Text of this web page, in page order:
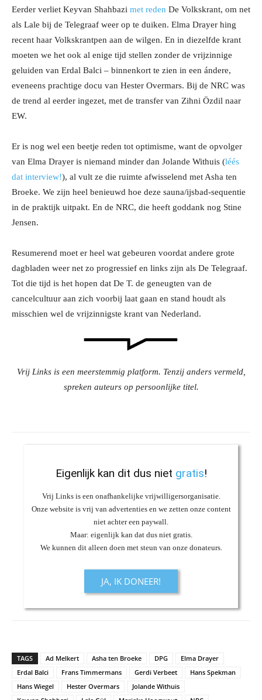
Eerder verliet Keyvan Shahbazi met reden De Volkskrant, om net
als Lale bij de Telegraaf weer op te duiken. Elma Drayer hing
recent haar Volkskrantpen aan de wilgen. En in diezelfde krant
moeten we het ook al enige tijd stellen zonder de vrijzinnige
geluiden van Erdal Balci – binnenkort te zien in een ándere,
eveneens prachtige docu van Hester Overmars. Bij de NRC was
de trend al eerder ingezet, met de transfer van Zihni Özdil naar
EW.
Er is nog wel een beetje reden tot optimisme, want de opvolger
van Elma Drayer is niemand minder dan Jolande Withuis (léés
dat interview!), al vult ze die ruimte afwisselend met Asha ten
Broeke. We zijn heel benieuwd hoe deze sauna/ijsbad-sequentie
in de praktijk uitpakt. En de NRC, die heeft goddank nog Stine
Jensen.
Resumerend moet er heel wat gebeuren voordat andere grote
dagbladen weer net zo progressief en links zijn als De Telegraaf.
Tot die tijd is het hopen dat De T. de geneugten van de
cancelcultuur aan zich voorbij laat gaan en stand houdt als
misschien wel de vrijzinnigste krant van Nederland.
Vrij Links is een meerstemmig platform. Tenzij anders vermeld,
spreken auteurs op persoonlijke titel.
Eigenlijk kan dit dus niet gratis!
Vrij Links is een onafhankelijke vrijwilligersorganisatie.
Onze website is vrij van advertenties en we zetten onze content
niet achter een paywall.
Maar: eigenlijk kan dat dus niet gratis.
We kunnen dit alleen doen met steun van onze donateurs.
JA, IK DONEER!
TAGS Ad Melkert Asha ten Broeke DPG
Elma Drayer
Erdal Balci
Frans Timmermans Gerdi Verbeet
Hans Spekman
Hans Wiegel
Hester Overmars
Jolande Withuis